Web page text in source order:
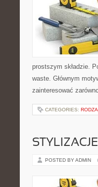
prostszym składzie.
waste. Głównym
zainteresować
CATEGORIES:
POSTED BY ADMIN